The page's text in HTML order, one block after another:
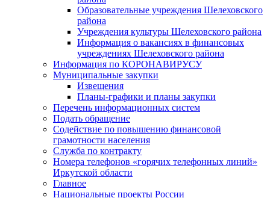
Образовательные учреждения Шелеховского
района
Учреждения культуры Шелеховского района
Информация о вакансиях в финансовых
учреждениях Шелеховского района
Информация по КОРОНАВИРУСУ
Муниципальные закупки
Извещения
Планы-графики и планы закупки
Перечень информационных систем
Подать обращение
Содействие по повышению финансовой
грамотности населения
Служба по контракту
Номера телефонов «горячих телефонных линий»
Иркутской области
Главное
Национальные проекты России